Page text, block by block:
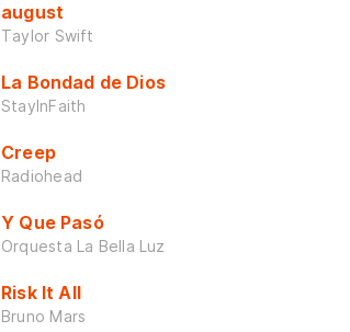
august
Taylor Swift
La Bondad de Dios
StayInFaith
Creep
Radiohead
Y Que Pasó
Orquesta La Bella Luz
Risk It All
Bruno Mars